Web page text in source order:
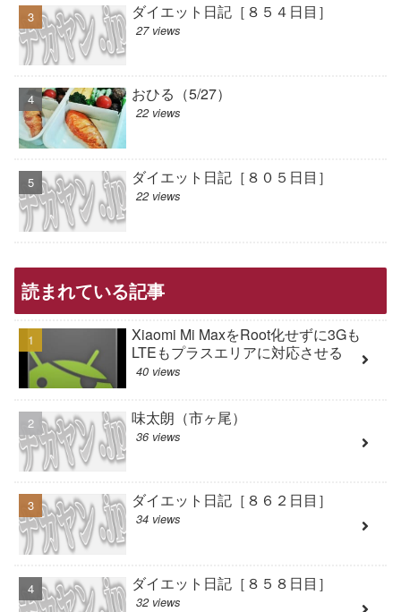
ダイエット日記［８５４日目］
27 views
おひる（5/27）
22 views
ダイエット日記［８０５日目］
22 views
読まれている記事
Xiaomi Mi MaxをRoot化せずに3Gも
LTEもプラスエリアに対応させる
40 views
味太朗（市ヶ尾）
36 views
ダイエット日記［８６２日目］
34 views
ダイエット日記［８５８日目］
32 views